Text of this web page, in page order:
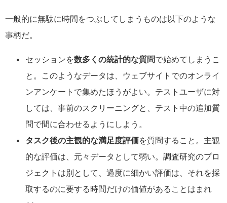
一般的に無駄に時間をつぶしてしまうものは以下のような
事柄だ。
セッションを数多くの統計的な質問で始めてしまうこ
と。このようなデータは、ウェブサイトでのオンライ
ンアンケートで集めたほうがよい。テストユーザに対
しては、事前のスクリーニングと、テスト中の追加質
問で間に合わせるようにしよう。
タスク後の主観的な満足度評価を質問すること。主観
的な評価は、元々データとして弱い。調査研究のプロ
ジェクトは別として、過度に細かい評価は、それを採
取するのに要する時間だけの価値があることはまれ